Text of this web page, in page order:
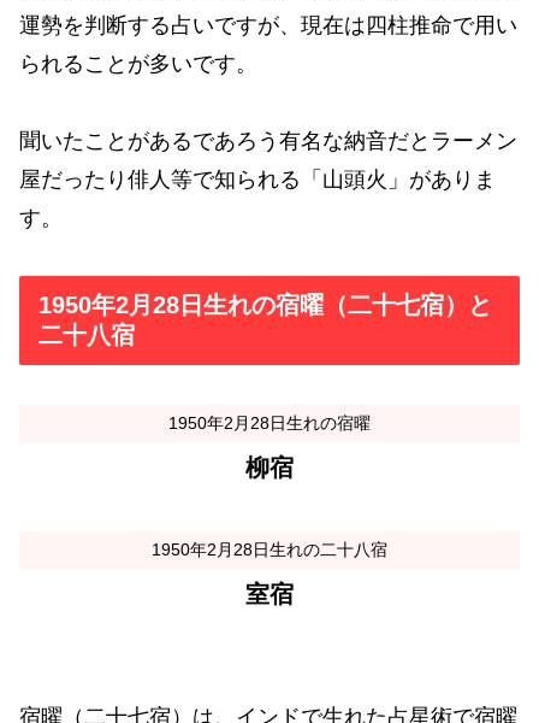
運勢を判断する占いですが、現在は四柱推命で用い
られることが多いです。
聞いたことがあるであろう有名な納音だとラーメン
屋だったり俳人等で知られる「山頭火」がありま
す。
1950年2月28日生れの宿曜（二十七宿）と
二十八宿
1950年2月28日生れの宿曜
柳宿
1950年2月28日生れの二十八宿
室宿
宿曜（二十七宿）は、インドで生れた占星術で宿曜